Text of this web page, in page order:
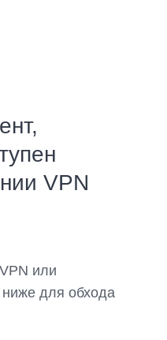
VPN
или
для обхода